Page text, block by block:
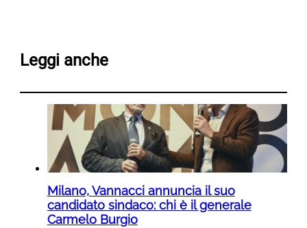
Leggi anche
Milano, Vannacci annuncia il suo
candidato sindaco: chi è il generale
Carmelo Burgio